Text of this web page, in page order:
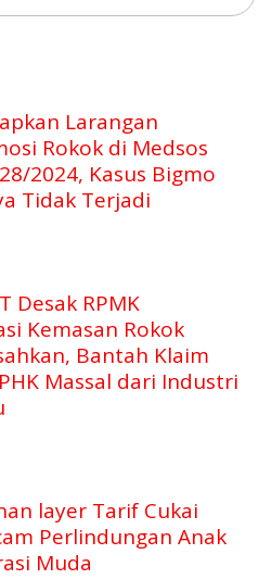
Larangan
Rokok di Medsos
2024, Kasus Bigmo
Tidak Terjadi
Desak RPMK
Kemasan Rokok
Bantah Klaim
Massal dari Industri
layer Tarif Cukai
Perlindungan Anak
Muda